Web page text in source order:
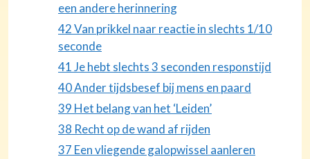
een andere herinnering
42 Van prikkel naar reactie in slechts 1/10
seconde
41 Je hebt slechts 3 seconden responstijd
40 Ander tijdsbesef bij mens en paard
39 Het belang van het ‘Leiden’
38 Recht op de wand af rijden
37 Een vliegende galopwissel aanleren